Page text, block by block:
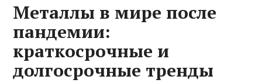
Металлы в мире после
пандемии:
краткосрочные и
долгосрочные тренды